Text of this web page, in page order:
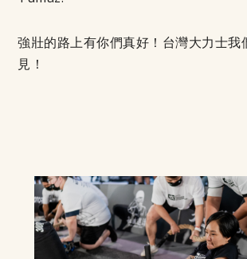
強壯的路上有你們真好！台灣大力士我
見！